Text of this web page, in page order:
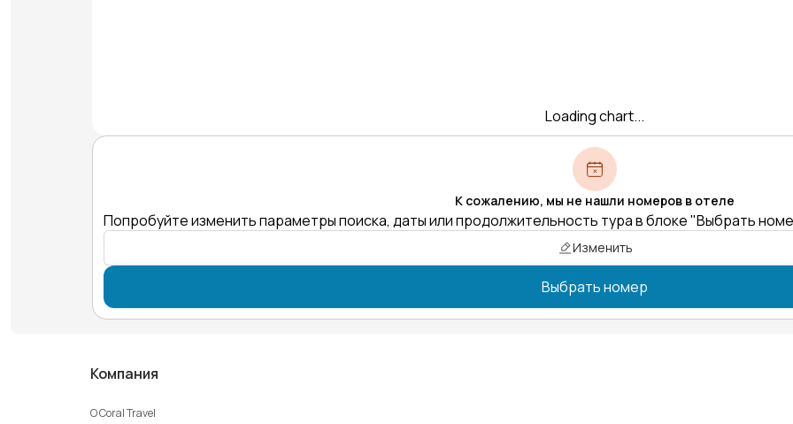
Loading chart...
К сожалению, мы не нашли номеров в отеле
Попробуйте изменить параметры поиска, даты или продолжительность тура в блоке "Выбрать
Изменить
Выбрать номер
Компания
О Coral Travel